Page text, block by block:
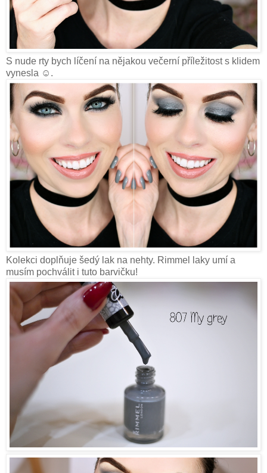
S nude rty bych líčení na nějakou večerní příležitost s klidem
vynesla ☺.
Kolekci doplňuje šedý lak na nehty. Rimmel laky umí a
musím pochválit i tuto barvičku!